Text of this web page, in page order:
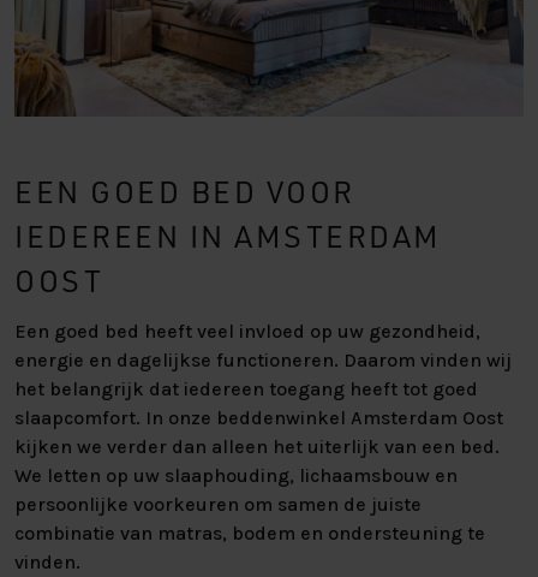
EEN GOED BED VOOR
IEDEREEN IN AMSTERDAM
OOST
Een goed bed heeft veel invloed op uw gezondheid,
energie en dagelijkse functioneren. Daarom vinden wij
het belangrijk dat iedereen toegang heeft tot goed
slaapcomfort. In onze beddenwinkel Amsterdam Oost
kijken we verder dan alleen het uiterlijk van een bed.
We letten op uw slaaphouding, lichaamsbouw en
persoonlijke voorkeuren om samen de juiste
combinatie van matras, bodem en ondersteuning te
vinden.